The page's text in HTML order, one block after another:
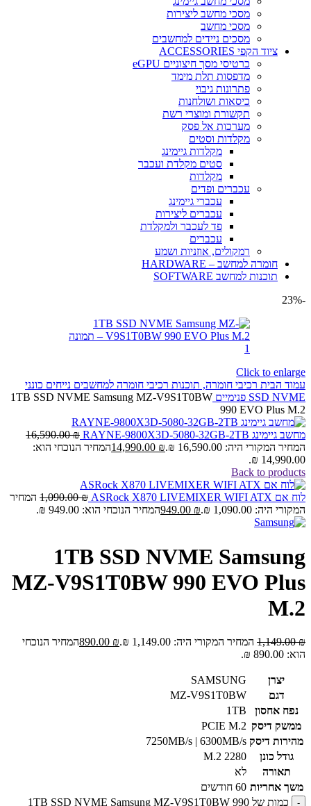
מסכי מחשב ליצירות
מסכי מחשב
מסכים ניידים למחשבים
ציוד הקפי ACCESSORIES
כרטיסי מסך חיצוניים eGPU
מדפסות תלת מימד
פתרונות גיבוי
כיסאות ושולחנות
תקשורת ומוצרי רשת
מערכות אל פסק
מקלדות וסטים
מקלדות גיימינג
סטים מקלדת ועכבר
מקלדות
עכברים ופדים
עכברי גיימינג
עכברים ליצירות
פד לעכבר ולמקלדת
עכברים
רמקולים, אוזניות ושמע
חומרה למחשב – HARDWARE
תוכנות למחשב SOFTWARE
-23%
Click to enlarge
עמוד הבית רכיבי חומרה, תוכנות רכיבי חומרה למחשבים נייחים כונני
SSD NVME פנימיים
1TB SSD NVME Samsung MZ-V9S1T0BW
990 EVO Plus M.2
מחשב גיימינג RAYNE-9800X3D-5080-32GB-2TB 16,590.00₪
המחיר המקורי היה: 16,590.00 ₪.
14,990.00 ₪
המחיר הנוכחי הוא:
14,990.00 ₪.
Back to products
לוח אם ASRock X870 LIVEMIXER WIFI ATX 1,090.00₪
המחיר
המקורי היה: 1,090.00 ₪.
949.00 ₪ המחיר הנוכחי הוא: 949.00 ₪.
1TB SSD NVME Samsung
MZ-V9S1T0BW 990 EVO Plus
M.2
1,149.00₪ המחיר המקורי היה: 1,149.00 ₪. 890.00 ₪
המחיר הנוכחי
הוא: 890.00 ₪.
יצרן
SAMSUNG
דגם
MZ-V9S1T0BW
נפח אחסון
1TB
ממשק דיסק PCIE M.2
מהירות דיסק 7250MB/s | 6300MB/s
גודל כונן
M.2 2280
תאורה
לא
משך אחריות 60 חודשים
כמות של 1TB SSD NVME Samsung MZ-V9S1T0BW 990